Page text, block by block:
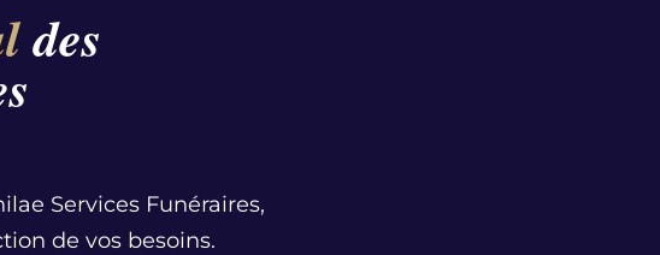
des
Services Funéraires,
de vos besoins.